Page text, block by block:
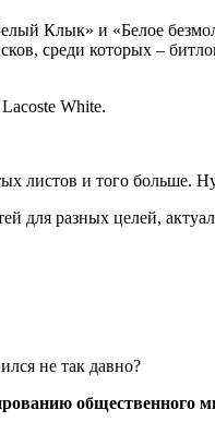
Клык» и «Белое
среди которых –
White.
листов и того больше.
для разных целей,
не так давно?
общественного